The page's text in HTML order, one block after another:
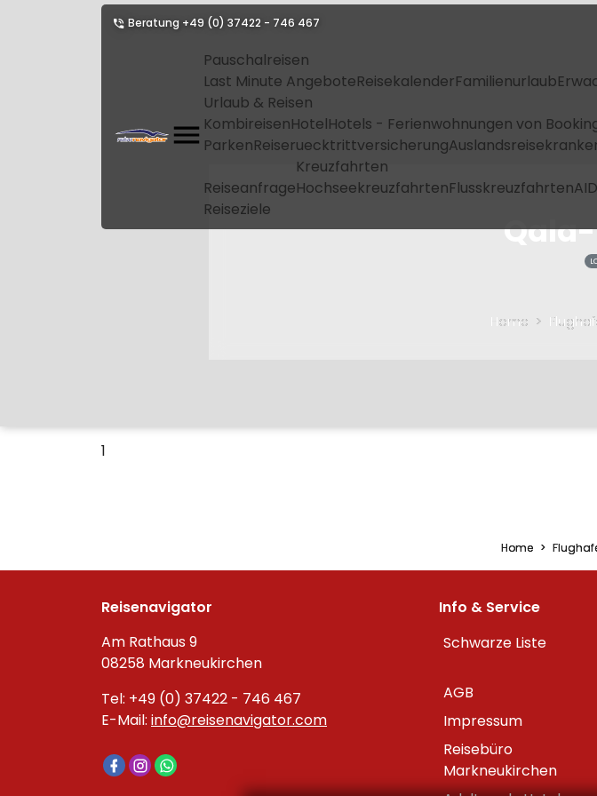
Beratung +49 (0) 37422 - 746 467
Pauschalreisen
Last Minute AngeboteReisekalenderFamilienurlaub
Urlaub & Reisen
KombireisenHotelHotels - Ferienwohnungen von
ParkenReiseruecktrittversicherung
Reiseanfrage
Kreuzfahrten
HochseekreuzfahrtenFlusskreuzfahrten
Reiseziele
Home
1
Home
Reisenavigator
Am Rathaus 9
08258 Markneukirchen
Tel: +49 (0) 37422 - 746 467
E-Mail: info@reisenavigator.com
Info & Service
Schwarze Liste
AGB
Impressum
Reisebüro
Markneukirchen